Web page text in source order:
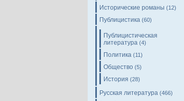
Исторические романы (12)
Публицистика (60)
Публицистическая
литература (4)
Политика (11)
Общество (5)
История (28)
Русская литература (466)